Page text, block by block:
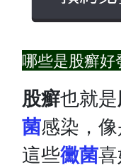
哪些是股癬好
股癬也就是
菌感染，像
這些黴菌